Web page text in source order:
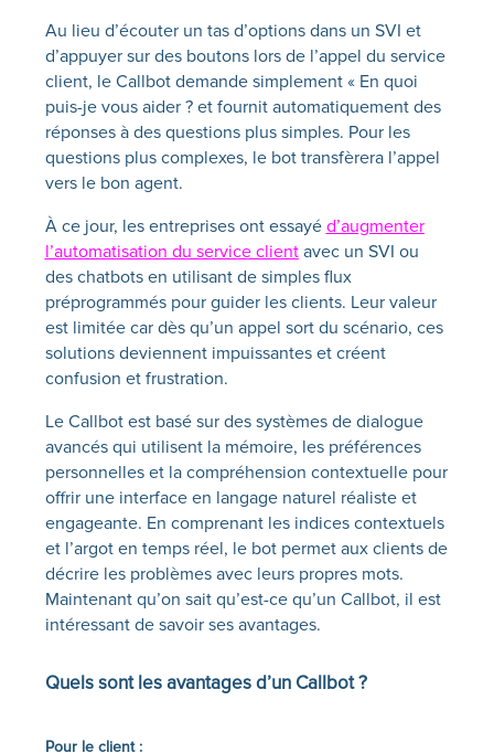
Au lieu d’écouter un tas d’options dans un SVI et
d’appuyer sur des boutons lors de l’appel du service
client, le Callbot demande simplement « En quoi
puis-je vous aider ? et fournit automatiquement des
réponses à des questions plus simples. Pour les
questions plus complexes, le bot transfèrera l’appel
vers le bon agent.
À ce jour, les entreprises ont essayé d’augmenter
l’automatisation du service clientavec un SVI ou
des chatbots en utilisant de simples flux
préprogrammés pour guider les clients. Leur valeur
est limitée car dès qu’un appel sort du scénario, ces
solutions deviennent impuissantes et créent
confusion et frustration.
Le Callbot est basé sur des systèmes de dialogue
avancés qui utilisent la mémoire, les préférences
personnelles et la compréhension contextuelle pour
offrir une interface en langage naturel réaliste et
engageante. En comprenant les indices contextuels
et l’argot en temps réel, le bot permet aux clients de
décrire les problèmes avec leurs propres mots.
Maintenant qu’on sait qu’est-ce qu’un Callbot, il est
intéressant de savoir ses avantages.
Quels sont les avantages d’un Callbot?
Pour le client :